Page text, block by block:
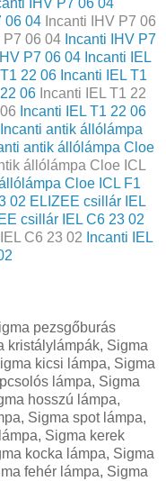
IHV P7 06 04
06 04 Incanti IHV P7 06
P7 06 04 Incanti IHV P7
P7 06 04 Incanti IEL
22 06 Incanti IEL T1
06 Incanti IEL T1 22
Incanti IEL T1 22 06
Incanti antik állólámpa
antik állólámpa Cloe
állólámpa Cloe ICL
Cloe ICL F1
02 ELIZEE csillár IEL
csillár IEL C6 23 02
C6 23 02 Incanti IEL
pezsgőburás
kristálylámpák, Sigma
kicsi lámpa, Sigma
lámpa, Sigma
hosszú lámpa,
Sigma spot lámpa,
Sigma kerek
kocka lámpa, Sigma
fehér lámpa, Sigma